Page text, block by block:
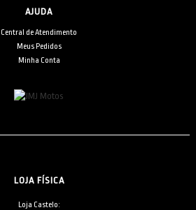
AJUDA
Central de Atendimento
Meus Pedidos
Minha Conta
LOJA FÍSICA
Loja Castelo: